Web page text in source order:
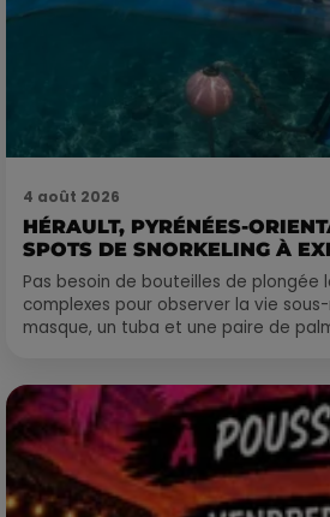
4 août 2026
HÉRAULT, PYRÉNÉES-
SPOTS DE SNORKELING À
Pas besoin de bouteilles de plongée
complexes pour observer la vie
masque, un tuba et une paire de